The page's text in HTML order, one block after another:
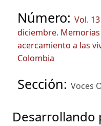
Número: Vol.
diciembre.
acercamiento a las
Colombia
Sección: Voces
Desarrollando